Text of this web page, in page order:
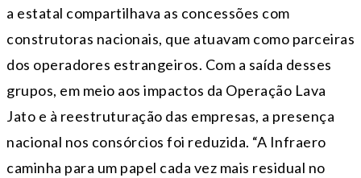
a estatal compartilhava as concessões com
construtoras nacionais, que atuavam como parceiras
dos operadores estrangeiros. Com a saída desses
grupos, em meio aos impactos da Operação Lava
Jato e à reestruturação das empresas, a presença
nacional nos consórcios foi reduzida. “A Infraero
caminha para um papel cada vez mais residual no